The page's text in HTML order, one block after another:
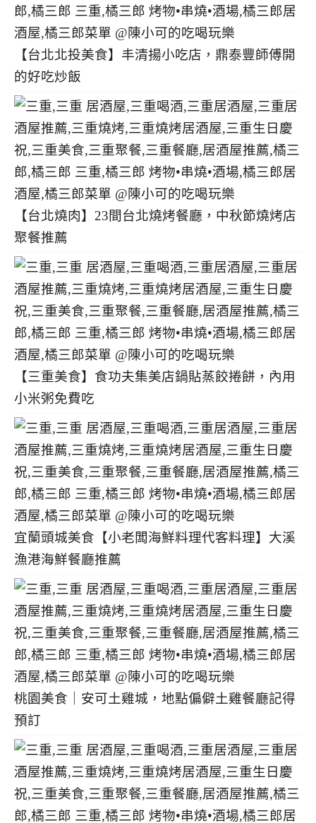
【台北北投美食】丰清揚小吃店，鼎泰豐師傅開
的好吃炒飯
【台北燒肉】23間台北燒烤餐廳，中秋節燒烤店
聚餐推薦
【三重美食】食功夫集美店鍋貼蒸餃捲餅，內用
小米粥免費吃
宜蘭頭城美食【小老闆海鮮料理代客料理】大溪
漁港海鮮餐廳推薦
桃園美食｜安可土雞城，地點偏僻土雞餐廳記得
預訂